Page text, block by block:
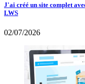
J'ai créé un site complet
LWS
02/07/2026